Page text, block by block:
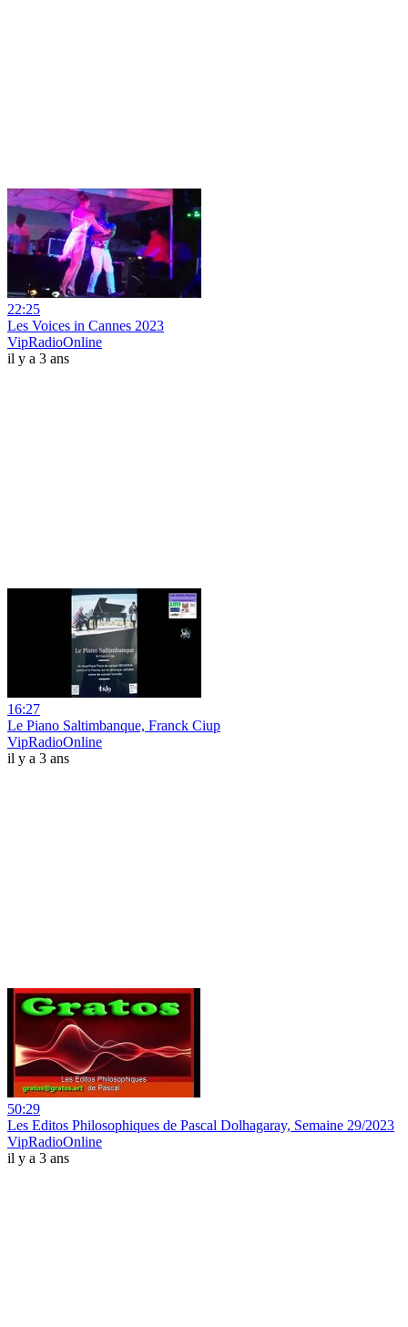
22:25
Les Voices in Cannes 2023
VipRadioOnline
il y a 3 ans
16:27
Le Piano Saltimbanque, Franck Ciup
VipRadioOnline
il y a 3 ans
50:29
Les Editos Philosophiques de Pascal Dolhagaray, Semaine 29/2023
VipRadioOnline
il y a 3 ans